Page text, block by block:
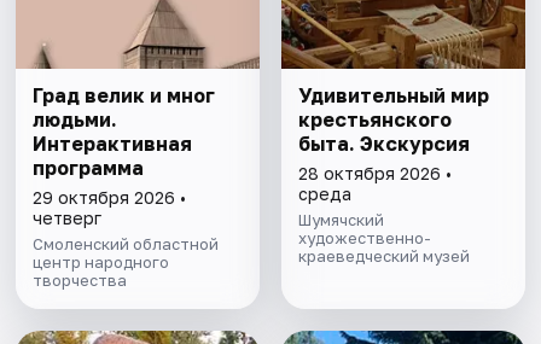
Град велик и мног
людьми.
Интерактивная
программа
29 октября 2026 •
четверг
Смоленский областной
центр народного
творчества
Удивительный мир
крестьянского
быта. Экскурсия
28 октября 2026 •
среда
Шумячский
художественно-
краеведческий музей